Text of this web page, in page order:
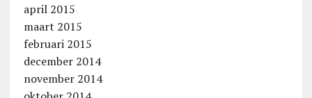
april 2015
maart 2015
februari 2015
december 2014
november 2014